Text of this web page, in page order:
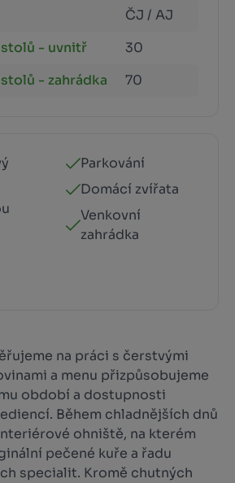
ČJ / AJ
- uvnitř
30
- zahrádka
70
Parkování
Domácí zvířata
Venkovní
zahrádka
na práci s čerstvými
a menu přizpůsobujeme
období a dostupnosti
Během chladnějších dnů
ohniště, na kterém
pečené kuře a řadu
specialit. Kromě chutných